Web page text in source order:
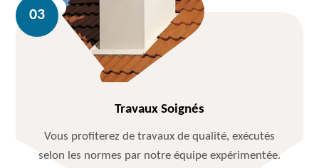
Travaux Soignés
Vous profiterez de travaux de qualité, exécutés
selon les normes par notre équipe expérimentée.